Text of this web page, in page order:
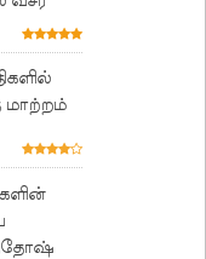
மாற்றம்